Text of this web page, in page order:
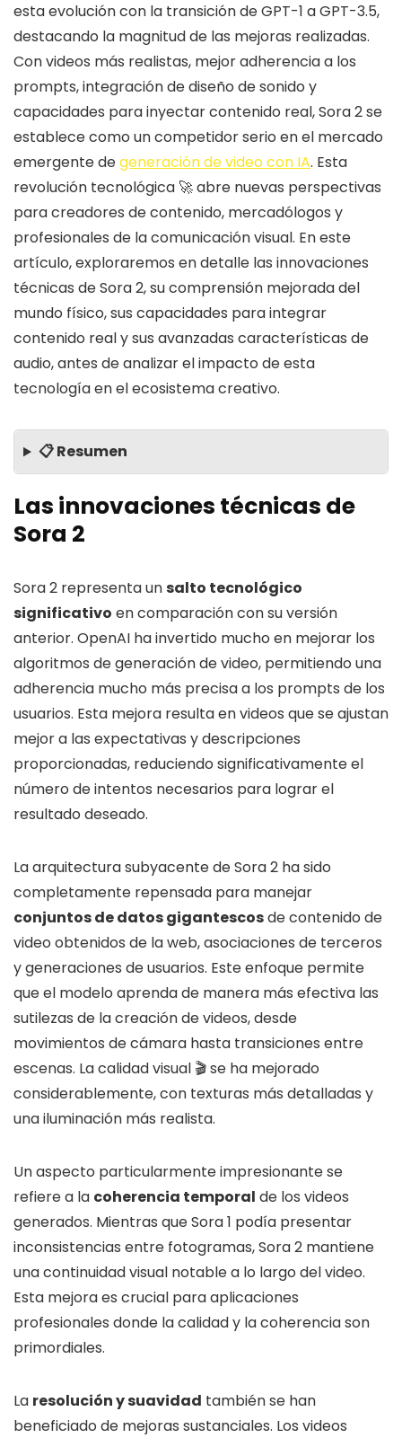
esta evolución con la transición de GPT-1 a GPT-3.5,
destacando la magnitud de las mejoras realizadas.
Con videos más realistas, mejor adherencia a los
prompts, integración de diseño de sonido y
capacidades para inyectar contenido real, Sora 2 se
establece como un competidor serio en el mercado
emergente degeneración de video con IA. Esta
revolución tecnológica 🚀 abre nuevas perspectivas
para creadores de contenido, mercadólogos y
profesionales de la comunicación visual. En este
artículo, exploraremos en detalle las innovaciones
técnicas de Sora 2, su comprensión mejorada del
mundo físico, sus capacidades para integrar
contenido real y sus avanzadas características de
audio, antes de analizar el impacto de esta
tecnología en el ecosistema creativo.
📋 Resumen
Las innovaciones técnicas de
Sora 2
Sora 2 representa unsalto tecnológico
significativo en comparación con su versión
anterior. OpenAI ha invertido mucho en mejorar los
algoritmos de generación de video, permitiendo una
adherencia mucho más precisa a los prompts de los
usuarios. Esta mejora resulta en videos que se ajustan
mejor a las expectativas y descripciones
proporcionadas, reduciendo significativamente el
número de intentos necesarios para lograr el
resultado deseado.
La arquitectura subyacente de Sora 2 ha sido
completamente repensada para manejar
conjuntos de datos gigantescosde contenido de
video obtenidos de la web, asociaciones de terceros
y generaciones de usuarios. Este enfoque permite
que el modelo aprenda de manera más efectiva las
sutilezas de la creación de videos, desde
movimientos de cámara hasta transiciones entre
escenas. La calidad visual 🎬 se ha mejorado
considerablemente, con texturas más detalladas y
una iluminación más realista.
Un aspecto particularmente impresionante se
refiere a la coherencia temporal de los videos
generados. Mientras que Sora 1 podía presentar
inconsistencias entre fotogramas, Sora 2 mantiene
una continuidad visual notable a lo largo del video.
Esta mejora es crucial para aplicaciones
profesionales donde la calidad y la coherencia son
primordiales.
La resolución y suavidad también se han
beneficiado de mejoras sustanciales. Los videos